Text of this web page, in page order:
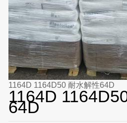
1164D 1164D50 耐水解性64D
1164D
64D